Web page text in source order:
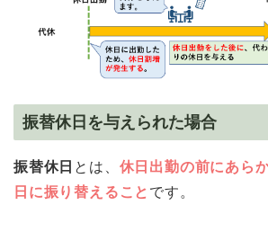
振替休日を与えられた場合
振替休日 とは、 休日出勤の前にあら
日に振り替えること です。